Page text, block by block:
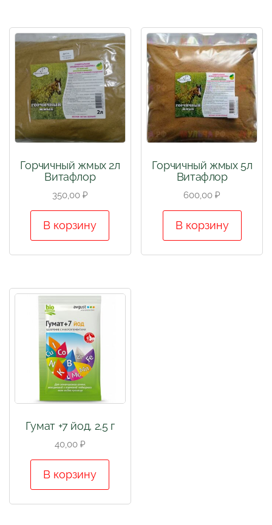
Горчичный жмых 2л
Витафлор
350,00 ₽
В корзину
Горчичный жмых 5л
Витафлор
600,00₽
В корзину
Гумат +7 йод, 2,5 г
40,00 ₽
В корзину